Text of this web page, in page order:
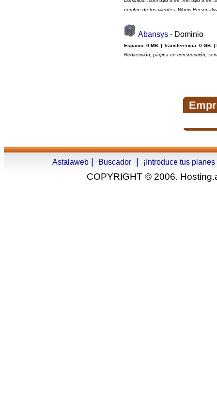
nombre de tus clientes, Whois
Abansys - Dominio
Espacio: 0 MB. | Transferencia: 0 GB.
Redirección, página en construcción,
Astalaweb Buscador ¡Introduce tus
COPYRIGHT © 2006.